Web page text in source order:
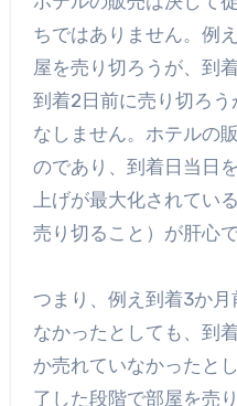
ちではありません。例
屋を売り切ろうが、到
到着2日前に売り切ろ
なしません。ホテルの
のであり、到着日当日
上げが最大化されてい
売り切ること）が肝心で
つまり、例え到着3か
なかったとしても、到
か売れていなかったと
了した段階で部屋を売